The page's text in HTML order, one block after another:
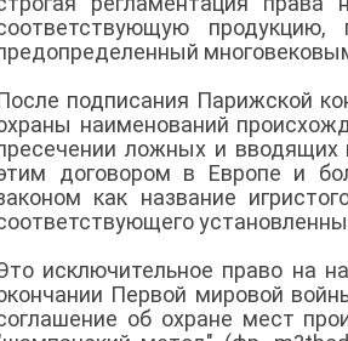
подписания Парижской
наименований
ложных и вводящих
договором в Европе и
как название
исключительное право на
Первой мировой
об охране мест